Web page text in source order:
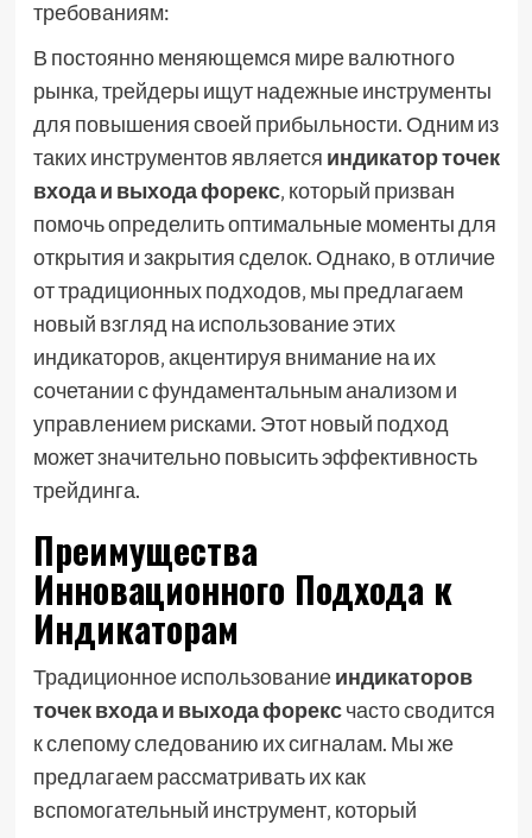
требованиям:
В постоянно меняющемся мире валютного
рынка‚ трейдеры ищут надежные инструменты
для повышения своей прибыльности. Одним из
таких инструментов является индикатор точек
входа и выхода форекс‚ который призван
помочь определить оптимальные моменты для
открытия и закрытия сделок. Однако‚ в отличие
от традиционных подходов‚ мы предлагаем
новый взгляд на использование этих
индикаторов‚ акцентируя внимание на их
сочетании с фундаментальным анализом и
управлением рисками. Этот новый подход
может значительно повысить эффективность
трейдинга.
Преимущества
Инновационного Подхода к
Индикаторам
Традиционное использованиеиндикаторов
точек входа и выхода форексчасто сводится
к слепому следованию их сигналам. Мы же
предлагаем рассматривать их как
вспомогательный инструмент‚ который